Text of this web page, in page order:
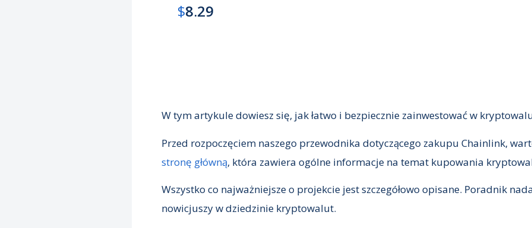
$8.29
W tym artykule dowiesz się, jak łatwo i bezpiecznie zainwestować w
Przed rozpoczęciem naszego przewodnika dotyczącego zakupu Chainlink,
stronę główną, która zawiera ogólne informacje na temat kupowania
Wszystko co najważniejsze o projekcie jest szczegółowo opisane. Poradnik
nowicjuszy w dziedzinie kryptowalut.